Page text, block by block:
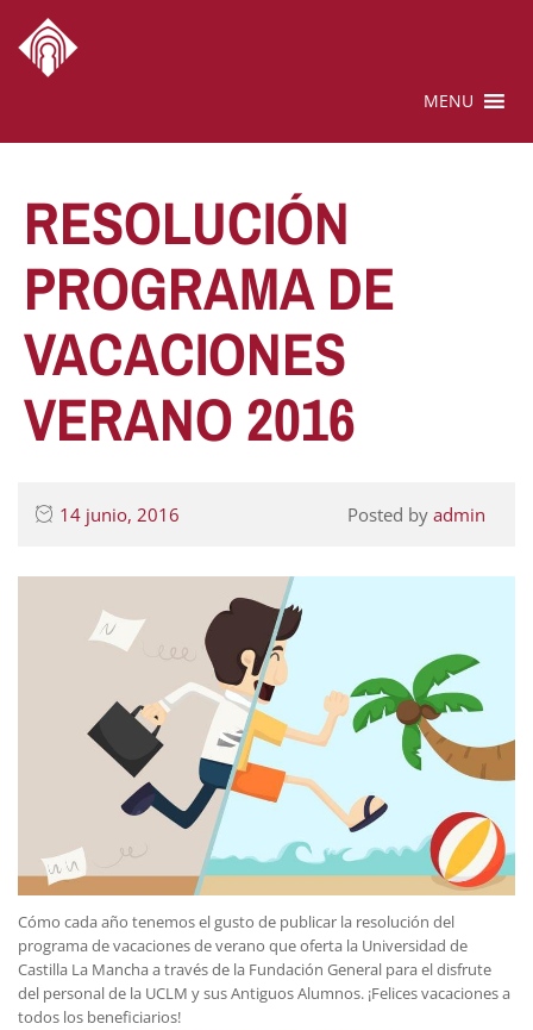
MENU
RESOLUCIÓN
PROGRAMA DE
VACACIONES
VERANO 2016
14 junio, 2016 Posted by admin
Cómo cada año tenemos el gusto de publicar la resolución del
programa de vacaciones de verano que oferta la Universidad de
Castilla La Mancha a través de la Fundación General para el disfrute
del personal de la UCLM y sus Antiguos Alumnos. ¡Felices vacaciones a
todos los beneficiarios!